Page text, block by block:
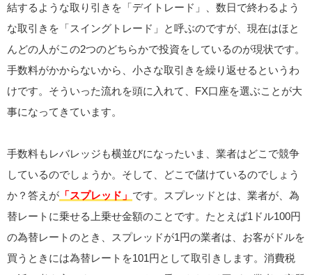
結するような取り引きを「デイトレード」、数日で終わるよう
な取引きを「スイングトレード」と呼ぶのですが、現在はほと
んどの人がこの2つのどちらかで投資をしているのが現状です。
手数料がかからないから、小さな取引きを繰り返せるというわ
けです。そういった流れを頭に入れて、FX口座を選ぶことが大
事になってきています。
手数料もレバレッジも横並びになったいま、業者はどこで競争
しているのでしょうか。そして、どこで儲けているのでしょう
か？答えが「スプレッド」 です。スプレッドとは、業者が、為
替レートに乗せる上乗せ金額のことです。たとえば1ドル100円
の為替レートのとき、スプレッドが1円の業者は、お客がドルを
買うときには為替レートを101円として取引きします。消費税